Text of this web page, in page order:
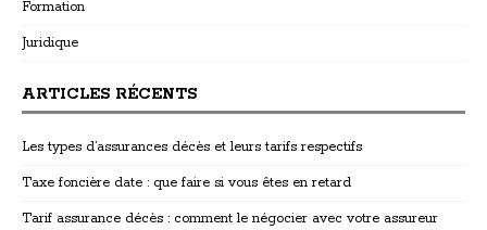
Formation
Juridique
ARTICLES RÉCENTS
Les types d’assurances décès et leurs tarifs respectifs
Taxe foncière date : que faire si vous êtes en retard
Tarif assurance décès : comment le négocier avec votre assureur